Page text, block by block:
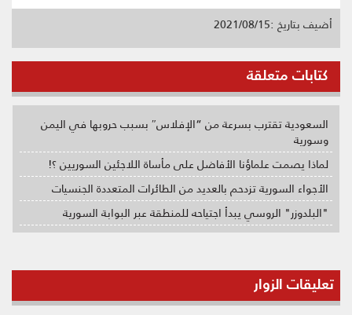
أضيف بتاريخ :2021/08/15
كتابات متعلقة
السعودية تقترب بسرعة من “الإفلاس″ بسبب حروبها في اليمن
وسورية
لماذا يصمت علماؤنا الأفاضل على مأساة اللاجئين السوريين ؟!
الأجواء السورية تزدحم بالعديد من الطائرات المتعددة الجنسيات
"البلدوزر" الروسي يبدأ اجتياحه للمنطقة عبر البوابة السورية
تعليقات الزوار